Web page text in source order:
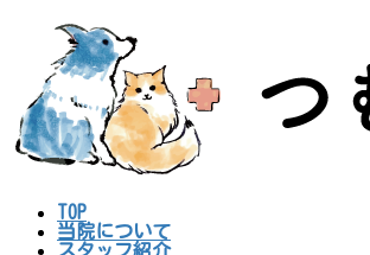
へ
ス
キ
ョ
ン
に
TOP
当院について
スタッフ紹介